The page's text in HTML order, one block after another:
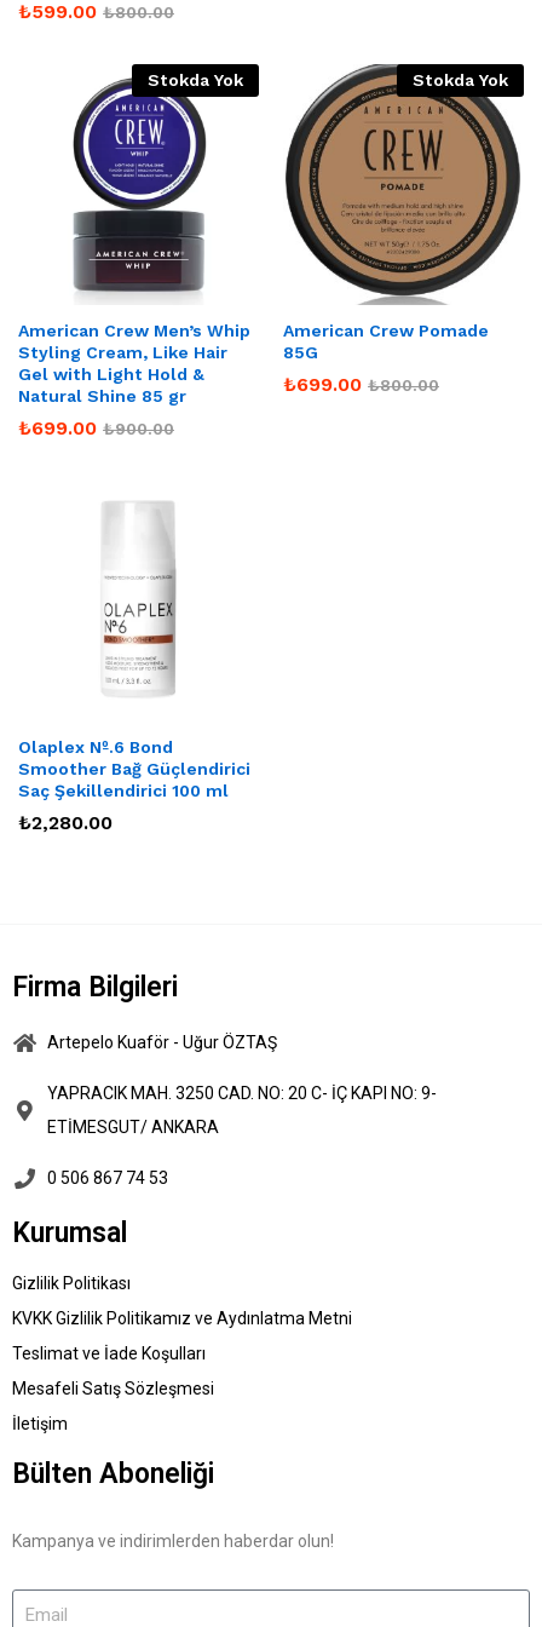
₺599.00 ₺800.00
Stokda Yok
American Crew Men’s Whip
Styling Cream, Like Hair
Gel with Light Hold &
Natural Shine 85 gr
₺699.00 ₺900.00
Stokda Yok
American Crew Pomade
85G
₺699.00 ₺800.00
Olaplex Nº.6 Bond
Smoother Bağ Güçlendirici
Saç Şekillendirici 100 ml
₺2,280.00
Firma Bilgileri
Artepelo Kuaför - Uğur ÖZTAŞ
YAPRACIK MAH. 3250 CAD. NO: 20 C- İÇ KAPI NO: 9-
ETİMESGUT/ ANKARA
0 506 867 74 53
Kurumsal
Gizlilik Politikası
KVKK Gizlilik Politikamız ve Aydınlatma Metni
Teslimat ve İade Koşulları
Mesafeli Satış Sözleşmesi
İletişim
Bülten Aboneliği
Kampanya ve indirimlerden haberdar olun!